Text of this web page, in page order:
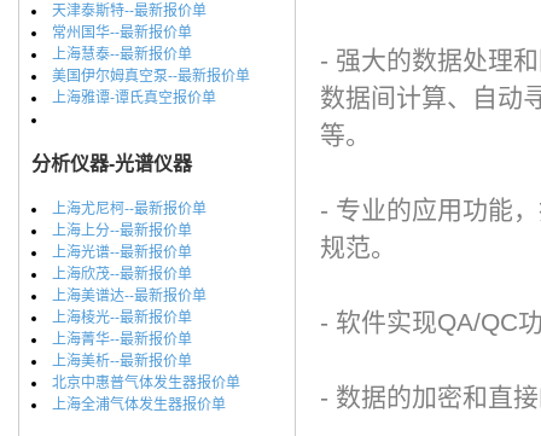
天津泰斯特--最新报价单
常州国华--最新报价单
上海慧泰--最新报价单
美国伊尔姆真空泵--最新报价单
上海雅谭-谭氏真空报价单
分析仪器-光谱仪器
上海尤尼柯--最新报价单
上海上分--最新报价单
上海光谱--最新报价单
上海欣茂--最新报价单
上海美谱达--最新报价单
上海棱光--最新报价单
上海菁华--最新报价单
上海美析--最新报价单
北京中惠普气体发生器报价单
上海全浦气体发生器报价单
- 强大的数据处理
数据间计算、自动
等。
- 专业的应用功能
规范。
- 软件实现QA/QC
- 数据的加密和直